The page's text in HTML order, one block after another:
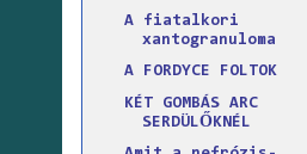
A fiatalkori
xantogranuloma
A FORDYCE FOLTOK
KÉT GOMBÁS ARC
SERDÜLŐKNÉL